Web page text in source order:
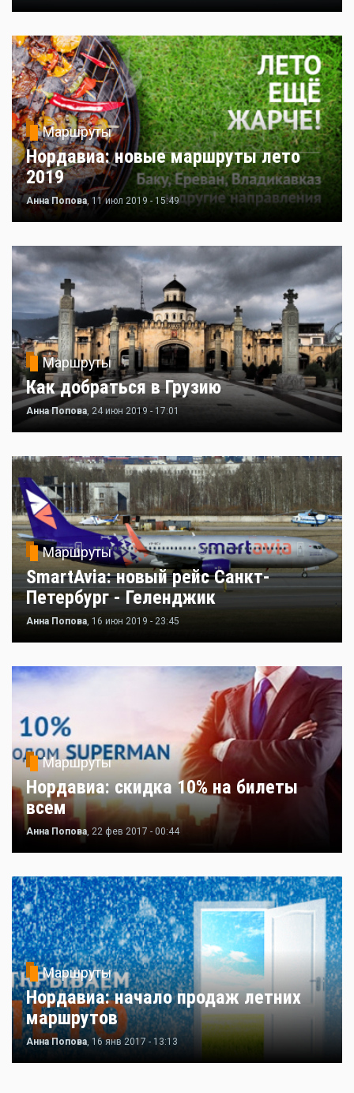
Маршруты
Нордавиа: новые маршруты лето
2019
Анна Попова, 11 июл 2019 - 15:49
Маршруты
Как добраться в Грузию
Анна Попова, 24 июн 2019 - 17:01
Маршруты
SmartAvia: новый рейс Санкт-
Петербург - Геленджик
Анна Попова, 16 июн 2019 - 23:45
Маршруты
Нордавиа: скидка 10% на билеты
всем
Анна Попова, 22 фев 2017 - 00:44
Маршруты
Нордавиа: начало продаж летних
маршрутов
Анна Попова, 16 янв 2017 - 13:13